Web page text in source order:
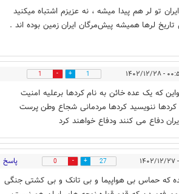
تو لر هم پیدا میشه ، نه عزیزم اشتباه میکنید
لرها همیشه پیش‌مرگان ایران زمین بوده اند .
۱۲/۲۸ 1
1
که یک عده خائن به نام کردها برعلیه امنیت
ننویسید کردها مردمانی شجاع وطن پرست
دفاع می کنند ودفاع خواهند کرد
27
0 پاسخ
که حماس بی هواپیما و بی تانک و بی کشتی جنگی